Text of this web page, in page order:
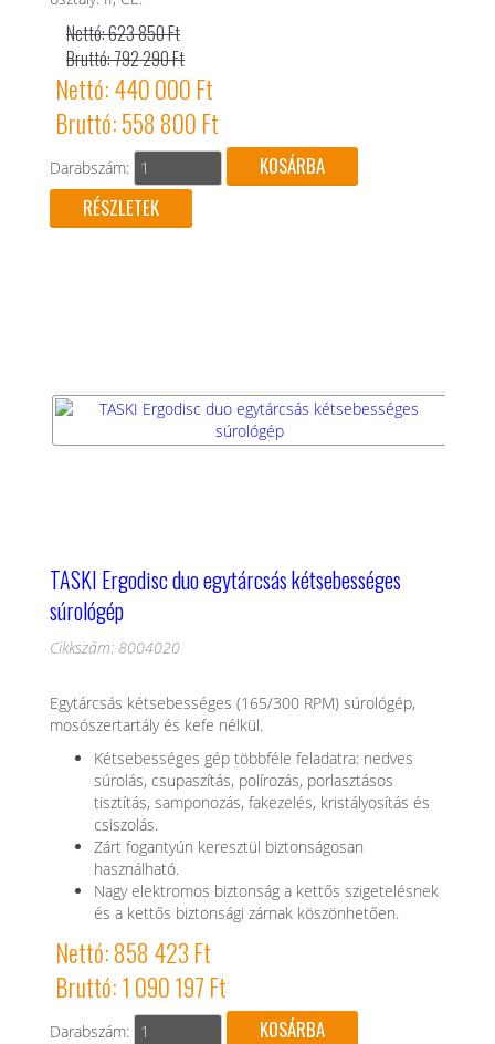
Nettó: 623 850 Ft
Bruttó: 792 290 Ft
Nettó: 440 000 Ft
Bruttó: 558 800 Ft
Darabszám:
RÉSZLETEK
TASKI Ergodisc duo egytárcsás kétsebességes
súrológép
Cikkszám: 8004020
Egytárcsás kétsebességes (165/300 RPM) súrológép,
mosószertartály és kefe nélkül.
Kétsebességes gép többféle feladatra: nedves
súrolás, csupaszítás, polírozás, porlasztásos
tisztítás, samponozás, fakezelés, kristályosítás és
csiszolás.
Zárt fogantyún keresztül biztonságosan
használható.
Nagy elektromos biztonság a kettős szigetelésnek
és a kettős biztonsági zárnak köszönhetően.
Nettó: 858 423 Ft
Bruttó: 1 090 197 Ft
Darabszám: